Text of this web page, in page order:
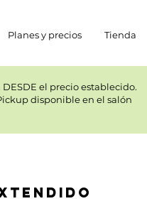
el precio establecido.​
disponible en el salón
Planes y precios Tienda